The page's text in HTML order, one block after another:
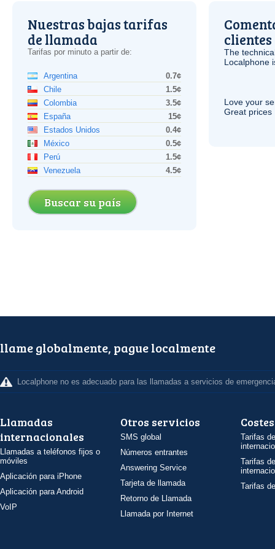
Nuestras bajas tarifas
de llamada
Tarifas por minuto a partir de:
Argentina
0.7¢
Chile
1.5¢
Colombia
3.5¢
España
15¢
Estados Unidos
0.4¢
México
0.5¢
Perú
1.5¢
Venezuela
4.5¢
Buscar su país
clientes
The
Localphone
Love your
Great prices
llame globalmente, pague localmente
Localphone no es adecuado para las llamadas a servicios de
Llamadas
internacionales
Llamadas a teléfonos fijos o
móviles
Aplicación para iPhone
Aplicación para Android
VoIP
Otros servicios
SMS global
Números entrantes
Answering Service
Tarjeta de llamada
Retorno de Llamada
Llamada por Internet
Costes
Tarifas
Tarifas
Tarifas